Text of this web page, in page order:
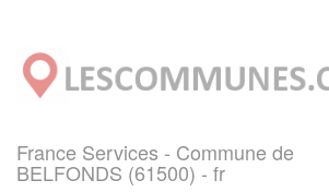
France Services - Commune de
BELFONDS (61500) - fr